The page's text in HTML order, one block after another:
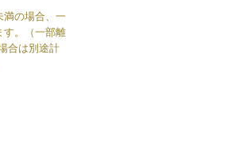
満の場合、一
す。（一部離
合は別途計